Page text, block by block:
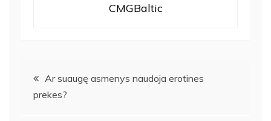
CMGBaltic
Navigacija
tarp
Ar suaugę asmenys naudoja erotines
prekes?